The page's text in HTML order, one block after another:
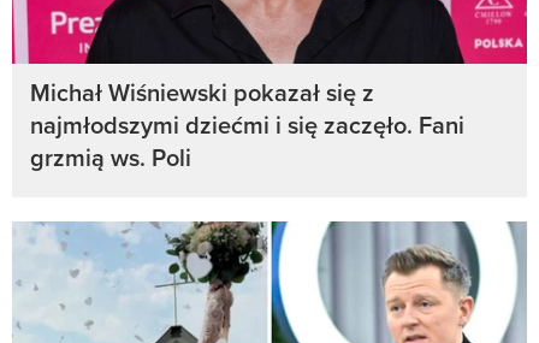
Michał Wiśniewski pokazał się z
najmłodszymi dziećmi i się zaczęło. Fani
grzmią ws. Poli